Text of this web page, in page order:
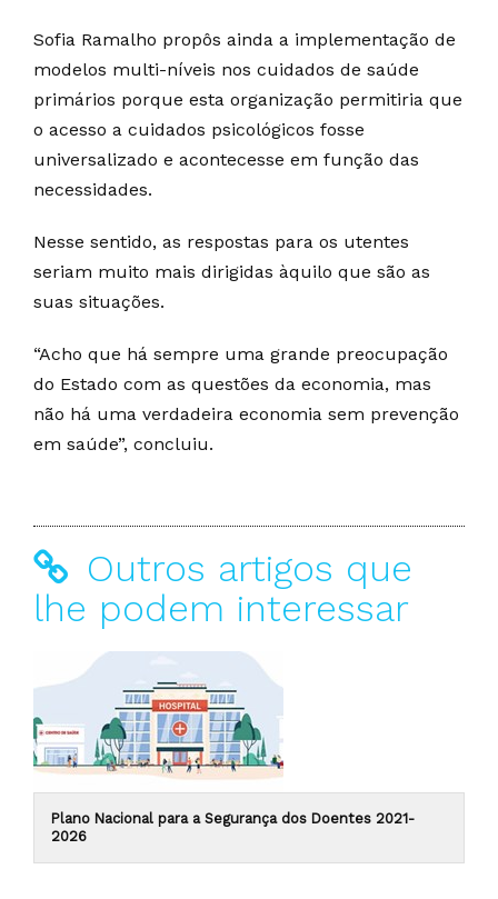
Sofia Ramalho propôs ainda a implementação de
modelos multi-níveis nos cuidados de saúde
primários porque esta organização permitiria que
o acesso a cuidados psicológicos fosse
universalizado e acontecesse em função das
necessidades.
Nesse sentido, as respostas para os utentes
seriam muito mais dirigidas àquilo que são as
suas situações.
“Acho que há sempre uma grande preocupação
do Estado com as questões da economia, mas
não há uma verdadeira economia sem prevenção
em saúde”, concluiu.
Outros artigos que
lhe podem interessar
Plano Nacional para a Segurança dos Doentes 2021-
2026